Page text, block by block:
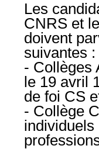
Les
CNRS et
doivent
suivantes :
- Collèges
le 19 avril
de foi CS
- Collège
individuels